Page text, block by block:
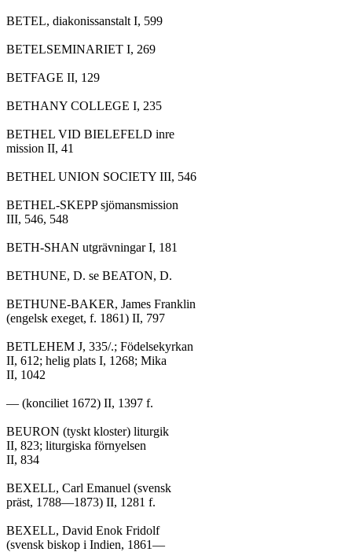
BETEL, diakonissanstalt I, 599
BETELSEMINARIET I, 269
BETFAGE II, 129
BETHANY COLLEGE I, 235
BETHEL VID BIELEFELD inre
mission II, 41
BETHEL UNION SOCIETY III, 546
BETHEL-SKEPP sjömansmission
III, 546, 548
BETH-SHAN utgrävningar I, 181
BETHUNE, D. se BEATON, D.
BETHUNE-BAKER, James Franklin
(engelsk exeget, f. 1861) II, 797
BETLEHEM J, 335/.; Födelsekyrkan
II, 612; helig plats I, 1268; Mika
II, 1042
— (konciliet 1672) II, 1397 f.
BEURON (tyskt kloster) liturgik
II, 823; liturgiska förnyelsen
II, 834
BEXELL, Carl Emanuel (svensk
präst, 1788—1873) II, 1281 f.
BEXELL, David Enok Fridolf
(svensk biskop i Indien, 1861—